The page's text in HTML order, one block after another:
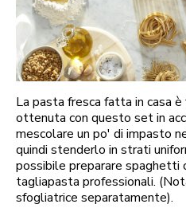
La pasta fresca fatta in casa
ottenuta con questo set in
mescolare un po' di impasto
quindi stenderlo in strati
possibile preparare spaghetti
tagliapasta professionali.
sfogliatrice separatamente).